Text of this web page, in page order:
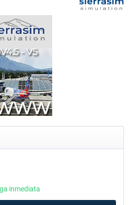
NWWW - La Tontouta
Airport P3D V4/V5
inmediata